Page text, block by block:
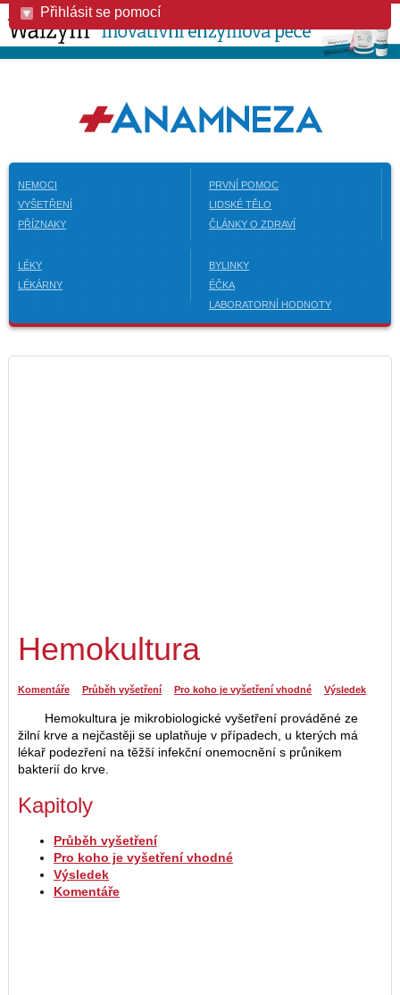
Přihlásit se pomocí
NEMOCI
VYŠETŘENÍ
PŘÍZNAKY
PRVNÍ POMOC
LIDSKÉ TĚLO
ČLÁNKY O ZDRAVÍ
LÉKY
LÉKÁRNY
BYLINKY
ÉČKA
LABORATORNÍ HODNOTY
Hemokultura
Komentáře Průběh vyšetření Pro koho je vyšetření vhodné Výsledek
Hemokultura je mikrobiologické vyšetření prováděné ze
žilní krve a nejčastěji se uplatňuje v případech, u kterých má
lékař podezření na těžší infekční onemocnění s průnikem
bakterií do krve.
Kapitoly
Průběh vyšetření
Pro koho je vyšetření vhodné
Výsledek
Komentáře